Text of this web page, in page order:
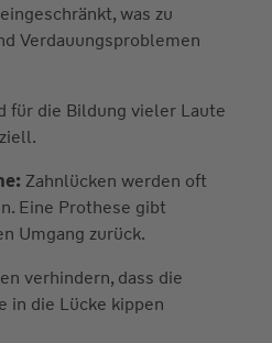
was zu
Verdauungsproblemen
für die Bildung vieler Laute
Zahnlücken werden oft
Eine Prothese gibt
Umgang zurück.
verhindern, dass die
in die Lücke kippen